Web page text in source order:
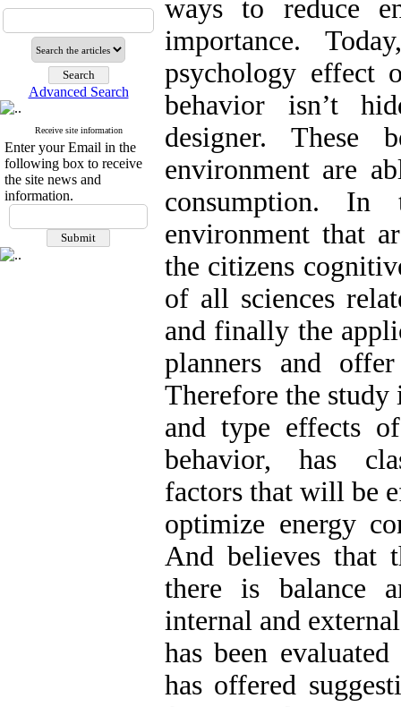
Advanced Search
Receive site information
Enter your Email in the
following box to receive
the site news and
information.
ways to reduce
importance.
psychology effect
behavior isn’t
designer. These
environment are
consumption. In
environment that
the citizens
of all sciences
and finally the
planners and
Therefore the
and type effects
behavior, has
factors that will be
optimize energy
And believes that
there is balance
internal and
has been
has offered